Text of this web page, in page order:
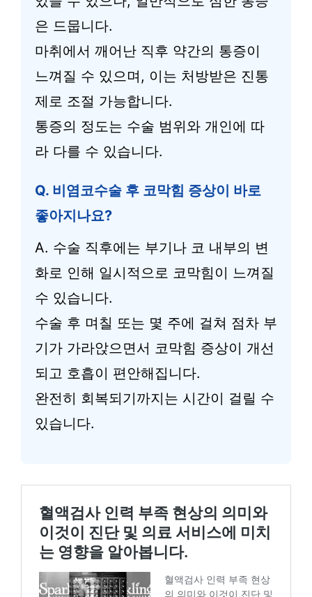
은 드뭅니다.
마취에서 깨어난 직후 약간의 통증이
느껴질 수 있으며, 이는 처방받은 진통
제로 조절 가능합니다.
통증의 정도는 수술 범위와 개인에 따
라 다를 수 있습니다.
Q. 비염코수술 후 코막힘 증상이 바로
좋아지나요?
A. 수술 직후에는 부기나 코 내부의 변
화로 인해 일시적으로 코막힘이 느껴질
수 있습니다.
수술 후 며칠 또는 몇 주에 걸쳐 점차 부
기가 가라앉으면서 코막힘 증상이 개선
되고 호흡이 편안해집니다.
완전히 회복되기까지는 시간이 걸릴 수
있습니다.